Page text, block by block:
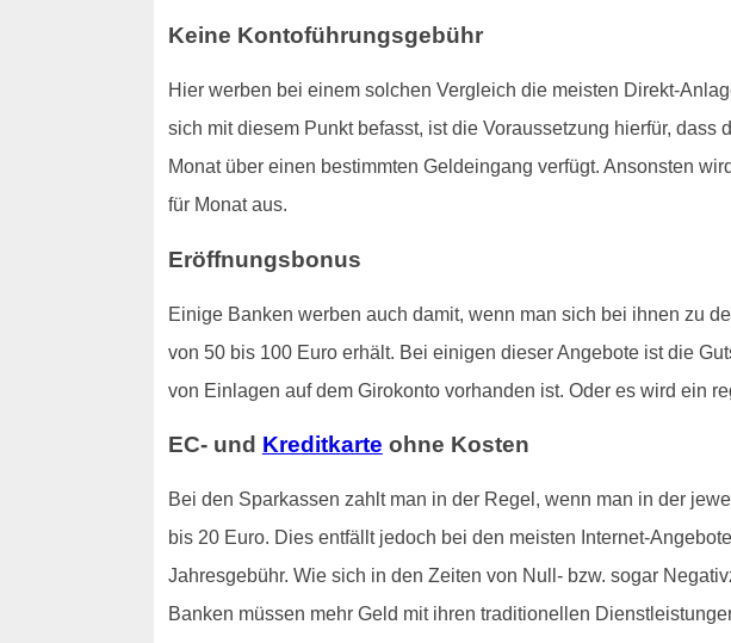
Keine Kontoführungsgebühr
Hier werben bei einem solchen Vergleich die meisten Direkt-
sich mit diesem Punkt befasst, ist die Voraussetzung hierfür,
Monat über einen bestimmten Geldeingang verfügt. Ansonsten
für Monat aus.
Eröffnungsbonus
Einige Banken werben auch damit, wenn man sich bei ihnen zu
von 50 bis 100 Euro erhält. Bei einigen dieser Angebote ist die
von Einlagen auf dem Girokonto vorhanden ist. Oder es wird ein
EC- und Kreditkarte ohne Kosten
Bei den Sparkassen zahlt man in der Regel, wenn man in der
bis 20 Euro. Dies entfällt jedoch bei den meisten Internet-
Jahresgebühr. Wie sich in den Zeiten von Null- bzw. sogar
Banken müssen mehr Geld mit ihren traditionellen